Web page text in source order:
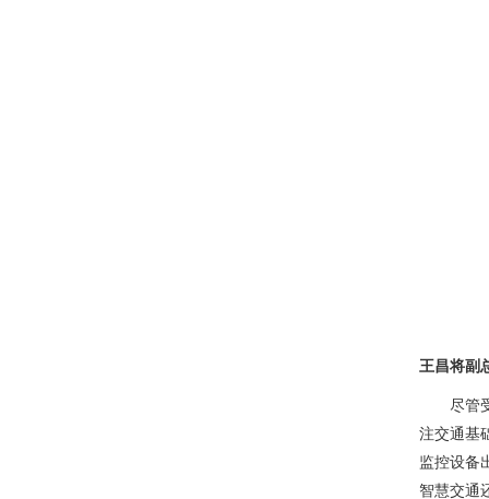
王昌将副
尽管
注交通基
监控设备
智慧交通